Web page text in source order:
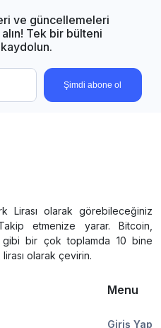
ve güncellemeleri
Tek bir bülteni
Şimdi abone ol
Lirası olarak görebileceğiniz
etmenize yarar. Bitcoin,
gibi bir çok toplamda 10 bine
olarak çevirin.
Menu
Giriş Yap